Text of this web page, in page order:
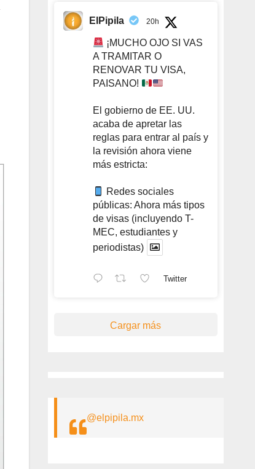
ElPipila 20h
¡MUCHO OJO SI VAS
A TRAMITAR O
RENOVAR TU VISA,
PAISANO!
El gobierno de EE. UU.
acaba de apretar las
reglas para entrar al país y
la revisión ahora viene
más estricta:
Redes sociales
públicas: Ahora más tipos
de visas (incluyendo T-
MEC, estudiantes y
periodistas)
Twitter
Cargar más
@elpipila.mx